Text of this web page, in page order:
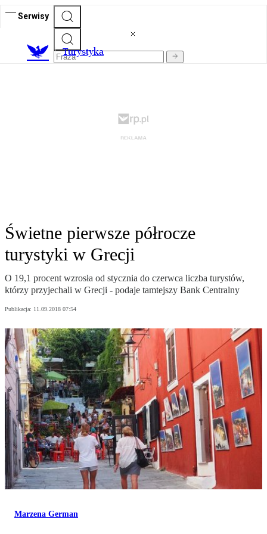
Serwisy
Turystyka
Świetne pierwsze półrocze
turystyki w Grecji
O 19,1 procent wzrosła od stycznia do czerwca liczba turystów,
którzy przyjechali w Grecji - podaje tamtejszy Bank Centralny
Publikacja: 11.09.2018 07:54
Marzena German